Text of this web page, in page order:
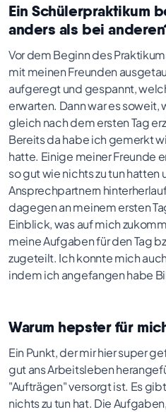
Ein Schülerpraktikum
anders als bei
Vor dem Beginn des
mit meinen Freunden
aufgeregt und gespannt,
erwarten. Dann war es soweit,
gleich nach dem ersten Tag
Bereits da habe ich gemerkt
hatte. Einige meiner Freunde
so gut wie nichts zu tun hatten
Ansprechpartnern
dagegen an meinem ersten
Einblick, was auf mich
meine Aufgaben für den Tag
zugeteilt. Ich konnte mich
indem ich angefangen habe
Warum hepster für
Ein Punkt, der mir hier super
gut ans Arbeitsleben
"Aufträgen" versorgt ist. Es
nichts zu tun hat. Die